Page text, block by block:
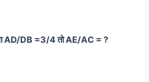
AD/DB =3/4 तो AE/AC = ?